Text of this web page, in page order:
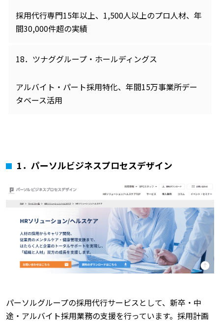
採用代行専門15年以上、1,500人以上のプロ人材、年
間30,000件超の実績
18．ツナググループ・ホールディングス
アルバイト・パート採用特化、年間15万事業所デー
タベース活用
1．パーソルビジネスプロセスデザイン
パーソルグループの採用代行サービスとして、新卒・中
途・アルバイト採用業務の支援を行っています。採用計画